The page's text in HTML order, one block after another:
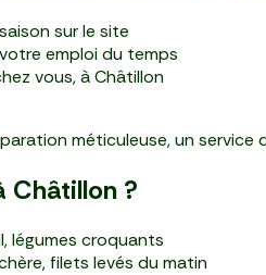
sur le site
emploi du temps
vous, à Châtillon
méticuleuse, un service
Châtillon ?
légumes croquants
filets levés du matin